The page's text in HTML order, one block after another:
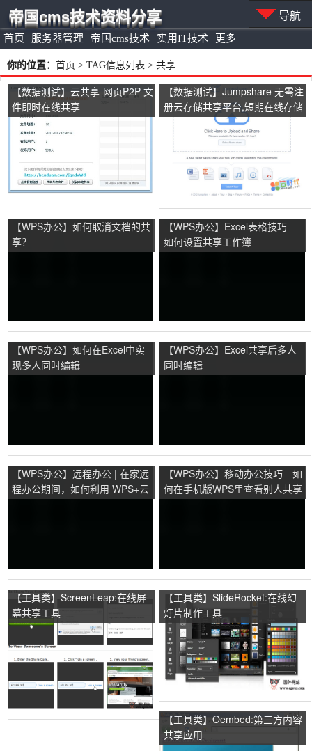
首页 服务器管理 帝国cms技术 实用IT技术 更多
帝国cms技术资料分享 导航
你的位置： 首页 > TAG信息列表 > 共享
【数据测试】云共享-网页P2P 文
件即时在线共享
【数据测试】Jumpshare 无需注
册云存储共享平台,短期在线存储
和分享服务
【WPS办公】如何取消文档的共
享？
【WPS办公】Excel表格技巧—
如何设置共享工作簿
【WPS办公】如何在Excel中实
现多人同时编辑
【WPS办公】Excel共享后多人
同时编辑
【WPS办公】远程办公 | 在家远
程办公期间，如何利用 WPS+云
【WPS办公】移动办公技巧—如
何在手机版WPS里查看别人共享
【工具类】ScreenLeap:在线屏
幕共享工具
【工具类】SlideRocket:在线幻
灯片制作工具
【工具类】Oembed:第三方内容
共享应用